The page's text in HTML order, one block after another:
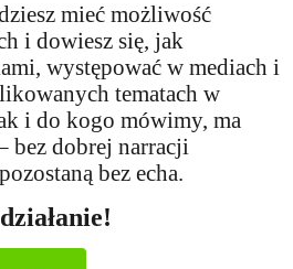
mieć możliwość
i dowiesz się, jak
występować w mediach i
tematach w
i do kogo mówimy, ma
bez dobrej narracji
bez echa.